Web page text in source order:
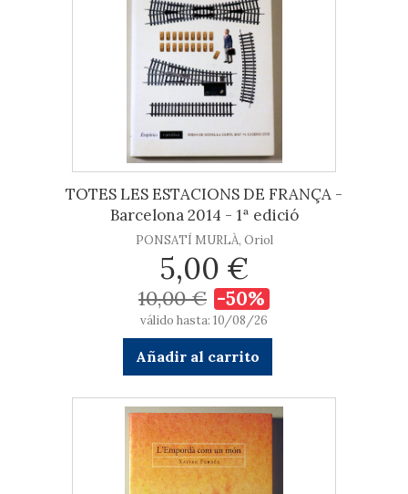
TOTES LES ESTACIONS DE FRANÇA -
Barcelona 2014 - 1ª edició
PONSATÍ MURLÀ, Oriol
5,00 €
10,00 € -50%
válido hasta: 10/08/26
Añadir al carrito